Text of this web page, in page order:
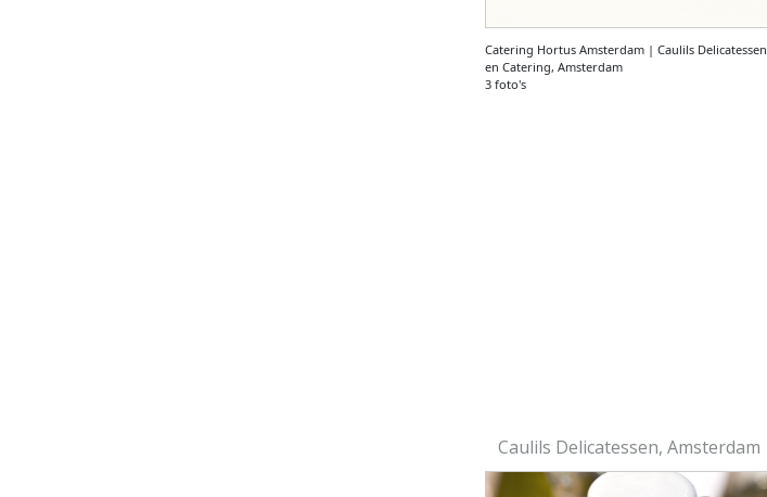
Catering Hortus Amsterdam | Caulils Delicatessen
en Catering, Amsterdam
3 foto's
Caulils Delicatessen, Amsterdam